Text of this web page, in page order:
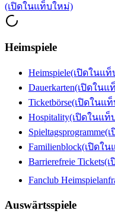
(เปิดในแท็บใหม่)
Heimspiele
Heimspiele(เปิดในแ
Dauerkarten(เปิดในแ
Ticketbörse(เปิดในแ
Hospitality(เปิดในแท็
Spieltagsprogramme(
Familienblock(เปิดใ
Barrierefreie Tickets(เ
Fanclub
Auswärtsspiele